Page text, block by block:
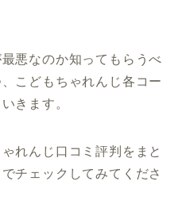
悪なのか知ってもらうべ
こどもちゃれんじ各コー
きます。
れんじ口コミ評判をまと
チェックしてみてくださ